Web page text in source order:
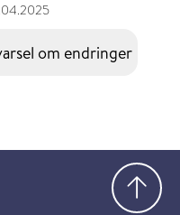
om endringer